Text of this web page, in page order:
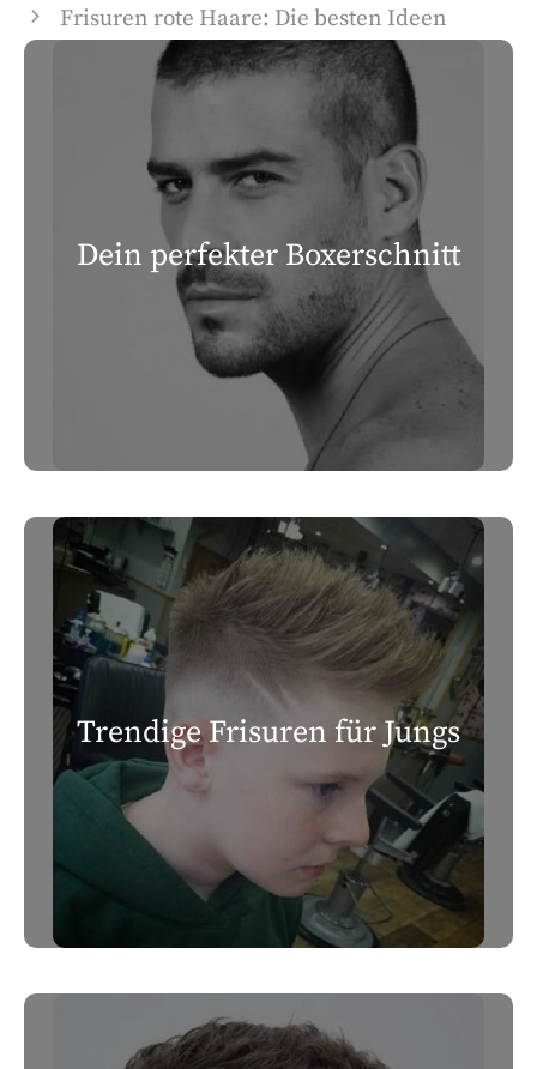
Frisuren rote Haare: Die besten Ideen
Dein perfekter Boxerschnitt
Trendige Frisuren für Jungs